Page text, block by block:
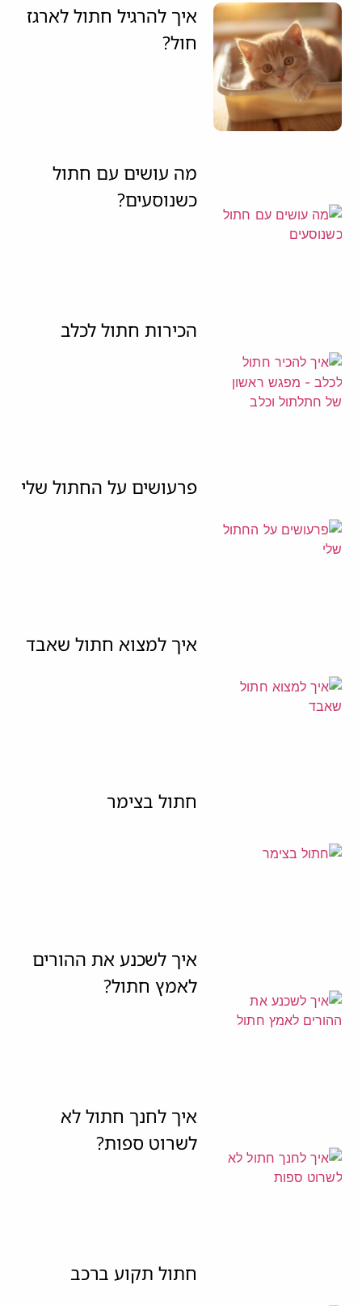
איך להרגיל חתול לארגז
חול?
מה עושים עם חתול
כשנוסעים?
הכירות חתול לכלב
פרעושים על החתול שלי
איך למצוא חתול שאבד
חתול בצימר
איך לשכנע את ההורים
לאמץ חתול?
איך לחנך חתול לא
לשרוט ספות?
חתול תקוע ברכב